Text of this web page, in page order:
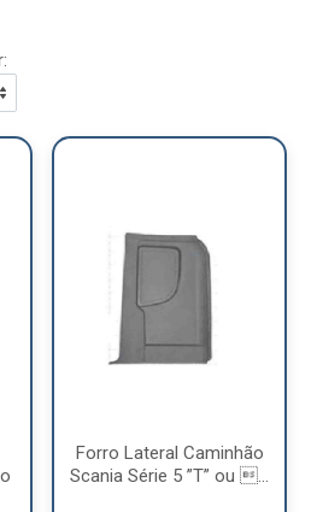
Forro Lateral Caminhão
Scania Série 5 ”T” ou ...